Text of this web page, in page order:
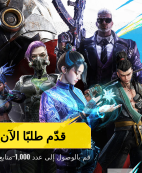
قدّم طلبًا الآن
قم بالوصول إلى عدد 1,000 متابع للتطبيق